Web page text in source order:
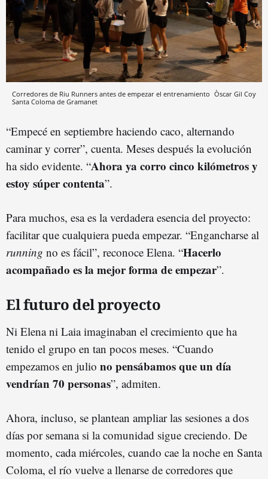
Corredores de Riu Runners antes de empezar el entrenamiento Òscar Gil Coy
Santa Coloma de Gramanet
“Empecé en septiembre haciendo caco, alternando
caminar y correr”, cuenta. Meses después la evolución
ha sido evidente. “Ahora ya corro cinco kilómetros y
estoy súper contenta”.
Para muchos, esa es la verdadera esencia del proyecto:
facilitar que cualquiera pueda empezar. “Engancharse al
running no es fácil”, reconoce Elena. “Hacerlo
acompañado es la mejor forma de empezar”.
El futuro del proyecto
Ni Elena ni Laia imaginaban el crecimiento que ha
tenido el grupo en tan pocos meses. “Cuando
empezamos en julio no pensábamos que un día
vendrían 70 personas”, admiten.
Ahora, incluso, se plantean ampliar las sesiones a dos
días por semana si la comunidad sigue creciendo. De
momento, cada miércoles, cuando cae la noche en Santa
Coloma, el río vuelve a llenarse de corredores que